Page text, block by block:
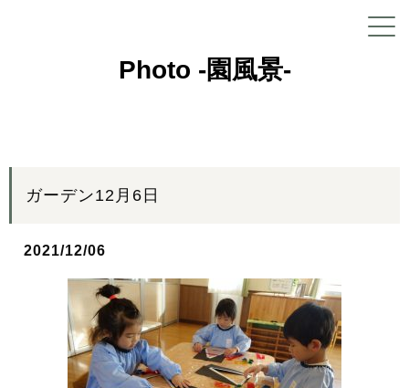
Photo -園風景-
ガーデン12月6日
2021/12/06